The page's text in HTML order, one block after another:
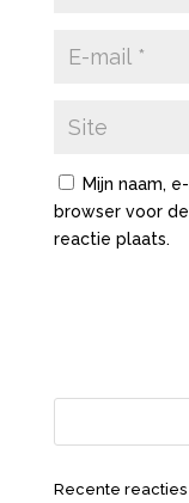
Mijn naam,
browser voor
reactie plaats.
Recente reacties